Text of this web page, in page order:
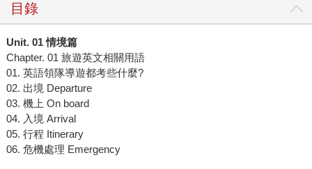
目錄
Unit. 01情境篇
Chapter. 01 旅遊英文相關用語
01. 英語領隊導遊都考些什麼?
02. 出境 Departure
03. 機上 On board
04. 入境 Arrival
05. 行程 Itinerary
06. 危機處理 Emergency